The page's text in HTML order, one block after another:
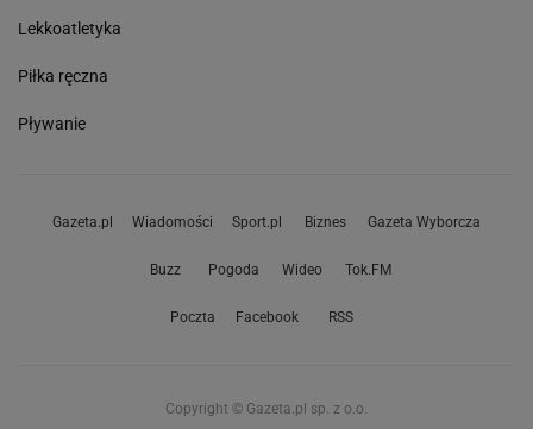
Lekkoatletyka
Piłka ręczna
Pływanie
Gazeta.pl Wiadomości Sport.pl Biznes Gazeta Wyborcza
Buzz Pogoda Wideo Tok.FM
Poczta Facebook RSS
Copyright © Gazeta.pl sp. z o.o.